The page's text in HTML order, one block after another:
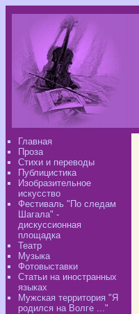
Главная
Проза
Стихи и переводы
Публицистика
Изобразительное
искусство
Фестиваль "По следам
Шагала" -
дискуссионная
площадка
Театр
Музыка
Фотовыставки
Статьи на иностранных
языках
Мужская территория "Я
родился на Волге ..."